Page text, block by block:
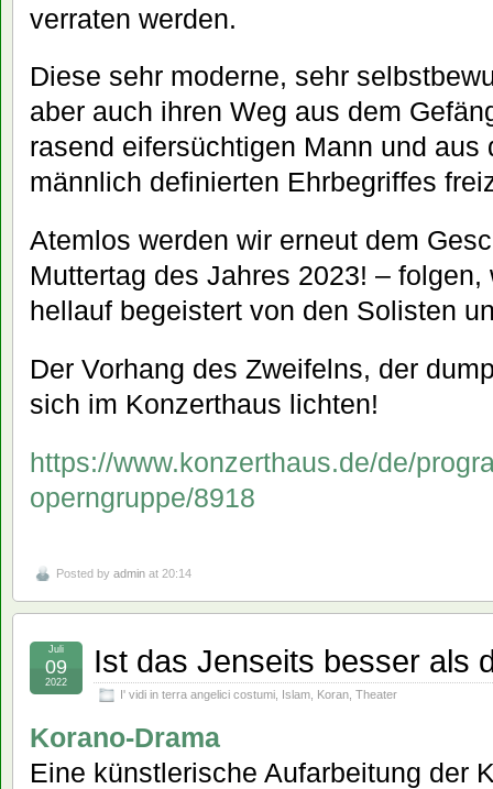
verraten werden.
Diese sehr moderne, sehr
aber auch ihren Weg aus dem
rasend eifersüchtigen Mann und aus
männlich definierten Ehrbegriffes
Atemlos werden wir erneut dem
Muttertag des Jahres 2023! –
hellauf begeistert von den Solisten
Der Vorhang des Zweifelns, der
sich im Konzerthaus lichten!
https://www.konzerthaus.de/de/
operngruppe/8918
Posted by admin at 20:14
Ist das Jenseits besser als
I' vidi in terra angelici costumi Islam Koran Theater
Juli
09
2022
Korano-Drama
Eine künstlerische Aufarbeitung der